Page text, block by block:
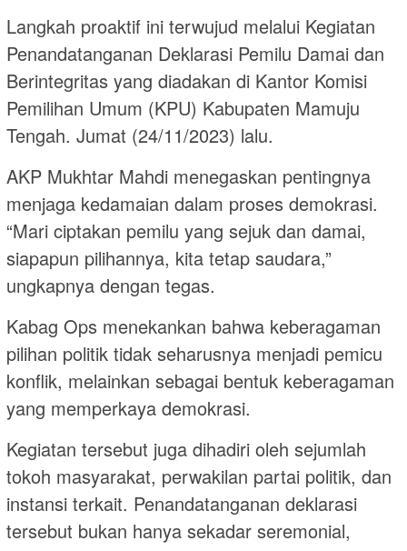
Langkah proaktif ini terwujud melalui Kegiatan
Penandatanganan Deklarasi Pemilu Damai dan
Berintegritas yang diadakan di Kantor Komisi
Pemilihan Umum (KPU) Kabupaten Mamuju
Tengah. Jumat (24/11/2023) lalu.
AKP Mukhtar Mahdi menegaskan pentingnya
menjaga kedamaian dalam proses demokrasi.
“Mari ciptakan pemilu yang sejuk dan damai,
siapapun pilihannya, kita tetap saudara,”
ungkapnya dengan tegas.
Kabag Ops menekankan bahwa keberagaman
pilihan politik tidak seharusnya menjadi pemicu
konflik, melainkan sebagai bentuk keberagaman
yang memperkaya demokrasi.
Kegiatan tersebut juga dihadiri oleh sejumlah
tokoh masyarakat, perwakilan partai politik, dan
instansi terkait. Penandatanganan deklarasi
tersebut bukan hanya sekadar seremonial,